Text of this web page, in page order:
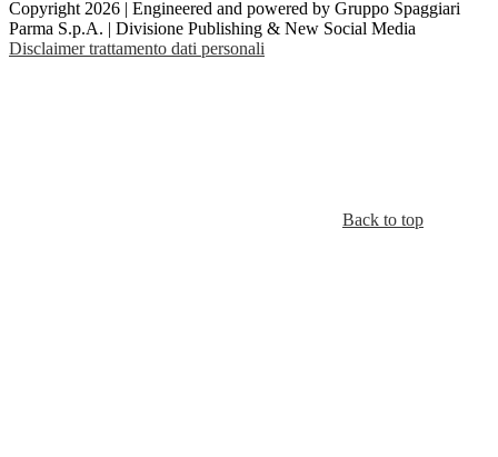
Copyright 2026 | Engineered and powered by Gruppo Spaggiari
Parma S.p.A. | Divisione Publishing & New Social Media
Disclaimer trattamento dati personali
Back to top